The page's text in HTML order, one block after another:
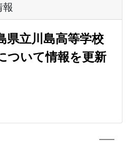
県立川島高等学校
ついて情報を更新